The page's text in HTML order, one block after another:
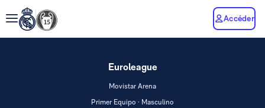
Accéder
Euroleague
Movistar Arena
Primer Equipo · Masculino